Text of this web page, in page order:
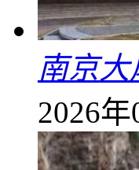
南京
2026